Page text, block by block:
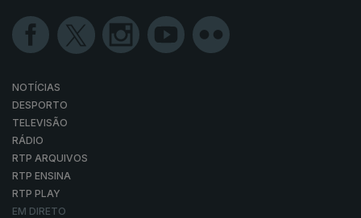
NOTÍCIAS
DESPORTO
TELEVISÃO
RÁDIO
RTP ARQUIVOS
RTP ENSINA
RTP PLAY
EM DIRETO